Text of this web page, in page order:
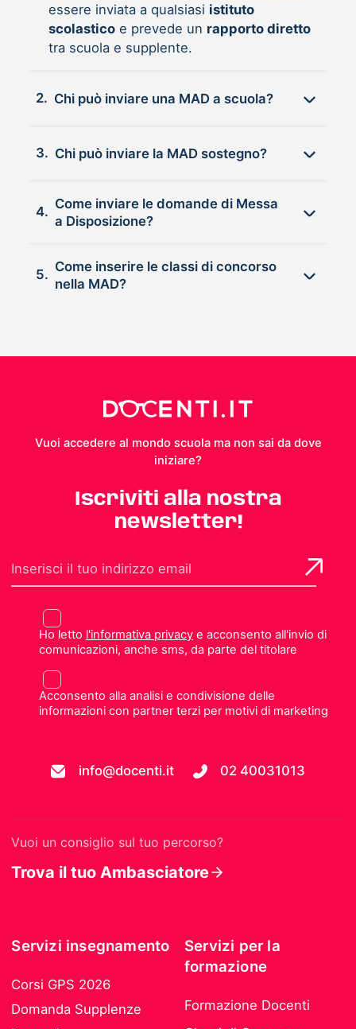
essere inviata a qualsiasi istituto
scolasticoe prevede un rapporto diretto
tra scuola e supplente.
2. Chi può inviare una MAD a scuola?
3. Chi può inviare la MAD sostegno?
4.
Come inviare le domande di Messa
a Disposizione?
5.
Come inserire le classi di concorso
nella MAD?
Vuoi accedere al mondo scuola ma non sai da dove
iniziare?
Iscriviti alla nostra
newsletter!
Ho letto l'informativa privacye acconsento all'invio di
comunicazioni, anche sms, da parte del titolare
Acconsento alla analisi e condivisione delle
informazioni con partner terzi per motivi di marketing
info@docenti.it 02 40031013
Vuoi un consiglio sul tuo percorso?
Trova il tuo Ambasciatore
Servizi insegnamento
Corsi GPS 2026
Domanda Supplenze
Servizi per la
formazione
Formazione Docenti